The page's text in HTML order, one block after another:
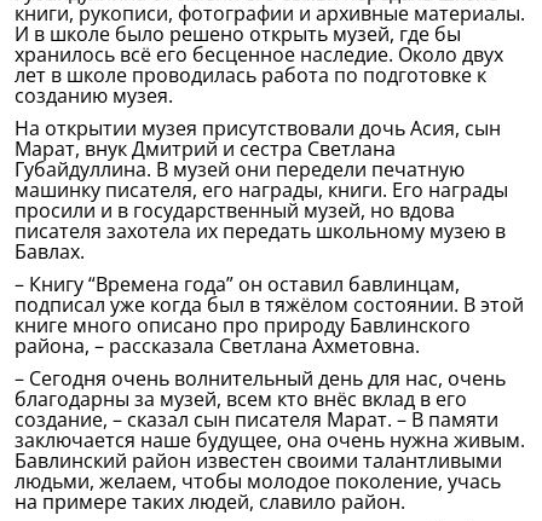
книги, рукописи, фотографии и архивные материалы.
И в школе было решено открыть музей, где бы
хранилось всё его бесценное наследие. Около двух
лет в школе проводилась работа по подготовке к
созданию музея.
На открытии музея присутствовали дочь Асия, сын
Марат, внук Дмитрий и сестра Светлана
Губайдуллина. В музей они передели печатную
машинку писателя, его награды, книги. Его награды
просили и в государственный музей, но вдова
писателя захотела их передать школьному музею в
Бавлах.
– Книгу “Времена года” он оставил бавлинцам,
подписал уже когда был в тяжёлом состоянии. В этой
книге много описано про природу Бавлинского
района, – рассказала Светлана Ахметовна.
– Сегодня очень волнительный день для нас, очень
благодарны за музей, всем кто внёс вклад в его
создание, – сказал сын писателя Марат. – В памяти
заключается наше будущее, она очень нужна живым.
Бавлинский район известен своими талантливыми
людьми, желаем, чтобы молодое поколение, учась
на примере таких людей, славило район.